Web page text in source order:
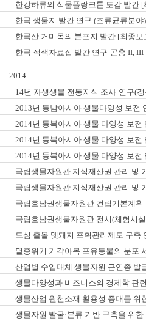
한강하류의 식물플랑크톤 도감 발간
한국 생물지 발간 연구 (조류균류분야
한국산 거미목의 분포지 발간 [최종보
한국 적색자료집 발간 연구-곤충 II, III
2014
14년 자생생물 전통지식 조사·연구(
대, 충남지역 Ⅱ - 계룡산 태안해안국립
2013년 동남아시아 생물다양성 보전
2014년 동북아시아 생물 다양성 보전
2014년 동북아시아 생물 다양성 보전
동북아시아 분포현황
2014년 동북아시아 생물 다양성 보
전정책지원 전략보고서
국립생물자원관 지식재산권 관리 및
국립생물자원관 지식재산권 관리 및
국립호남권생물자원관 건립기본계획
국립호남권생물자원관 전시(체험시
도심 출몰 멧돼지 포획관리제도 구축
멸종위기 기각아목 포유동물의 분포
산업별 수입대체 생물자원 근연종 발
질 탐색 및 발굴
생물다양성과 비즈니스의 경제학 관
생물산업 원천소재 활용성 증대를 위
년)
생물자원 발굴·분류 기반 구축을 위